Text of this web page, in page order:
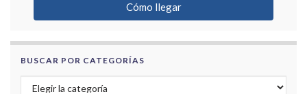
Cómo llegar
BUSCAR POR CATEGORÍAS
Buscar por categorías